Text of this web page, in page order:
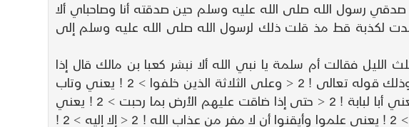
رسول الله صلى الله عليه وسلم حين صدقته أنا وصاحباي ألا
لكذبة قط مذ قلت ذلك لرسول الله صلى الله عليه وسلم إلى
فقالت أم سلمة يا نبي الله ألا نبشر كعبا بن مالك قال إذا
يحطمنكم الناس ويمنعونكم النوم سائر الليلة وكانت أم سلمة محسنة في شأني تحزن بأمري وذلك قوله تعالى ! 2 < وعلى الثلاثة الذين خلفوا > 2 ! يعني وتاب
الله على الثلاثة الذين تخلفوا عن غزوة تبوك ويقال ^ وعلى الثلاثة الذين تخلفوا ^ عن التوبة يعني أبا لبابة ! 2 < حتى إذا ضاقت عليهم الأرض بما رحبت > 2 ! يعني
بسعتها ! 2 < وضاقت عليهم أنفسهم > 2 ! يعني ضاقت قلوبهم ! 2 < وظنوا أن لا ملجأ من الله > 2 ! يعني علموا وأيقنوا أن لا مفر من عذاب الله ! 2 < إلا إليه > 2 !